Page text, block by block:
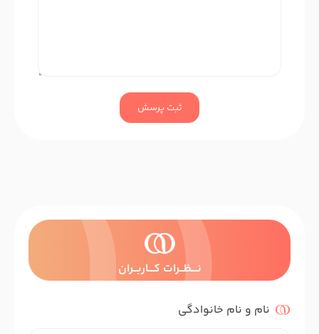
ثبت پرسش
نــــظـــرات کــــاربـــران
نام و نام خانوادگی